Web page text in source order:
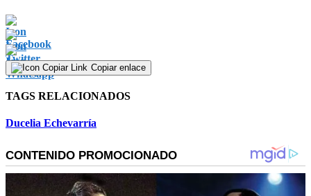
Copiar enlace
TAGS RELACIONADOS
Ducelia Echevarría